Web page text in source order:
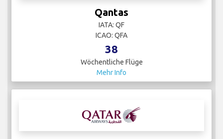
Qantas
IATA: QF
ICAO: QFA
38
Wöchentliche Flüge
Mehr Info